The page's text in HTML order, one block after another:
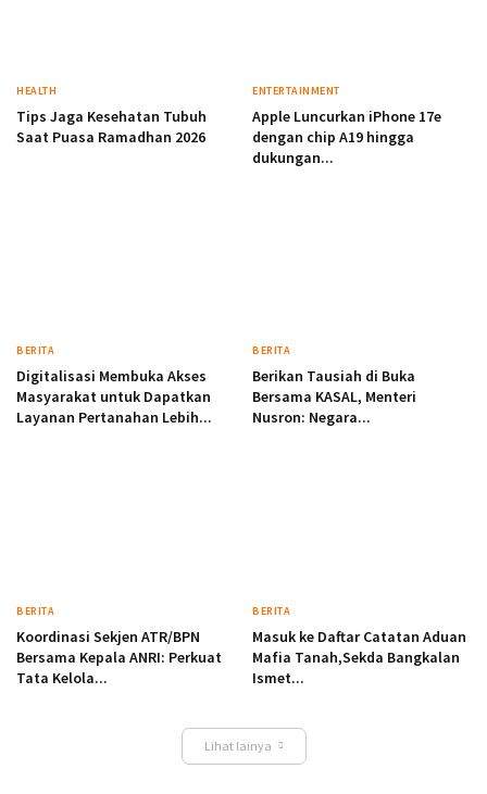
HEALTH
Tips Jaga Kesehatan Tubuh
Saat Puasa Ramadhan 2026
ENTERTAINMENT
Apple Luncurkan iPhone 17e
dengan chip A19 hingga
dukungan...
BERITA
Digitalisasi Membuka Akses
Masyarakat untuk Dapatkan
Layanan Pertanahan Lebih...
BERITA
Berikan Tausiah di Buka
Bersama KASAL, Menteri
Nusron: Negara...
BERITA
Koordinasi Sekjen ATR/BPN
Bersama Kepala ANRI: Perkuat
Tata Kelola...
BERITA
Masuk ke Daftar Catatan Aduan
Mafia Tanah,Sekda Bangkalan
Ismet...
Lihat lainya